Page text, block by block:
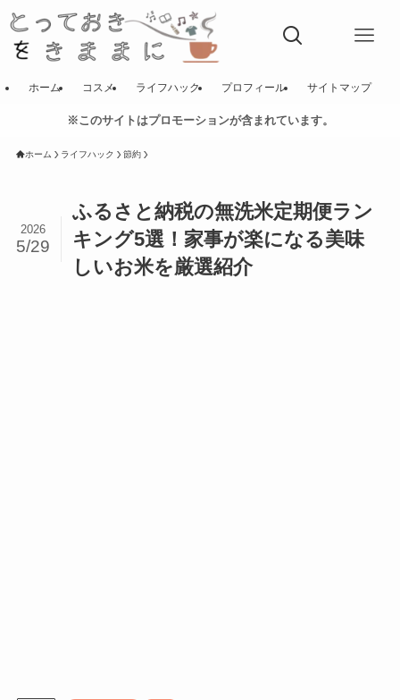
ホーム コスメ ライフハック プロフィール サイトマップ
※このサイトはプロモーションが含まれています。
ホーム ライフハック 節約
ふるさと納税の無洗米定期便ラン
キング5選！家事が楽になる美味
しいお米を厳選紹介
2026
5/29